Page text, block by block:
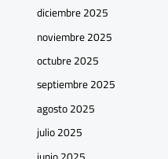
diciembre 2025
noviembre 2025
octubre 2025
septiembre 2025
agosto 2025
julio 2025